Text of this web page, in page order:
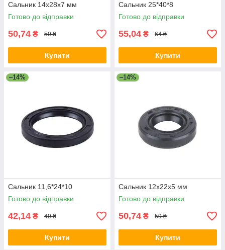
Сальник 14x28x7 мм
Готово до відправки
50,74 ₴ 59 ₴
Купити
Сальник 25*40*8
Готово до відправки
55,04 ₴ 64 ₴
Купити
–14%
Сальник 11,6*24*10
Готово до відправки
42,14 ₴ 49 ₴
Купити
–14%
Сальник 12x22x5 мм
Готово до відправки
50,74 ₴ 59 ₴
Купити